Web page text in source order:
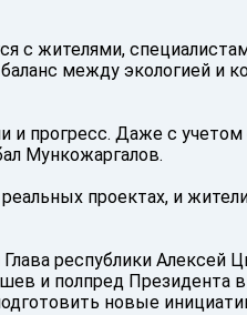
с жителями,
между экологией и
и прогресс. Даже с
Мункожаргалов.
проектах, и
республики
и полпред
новые